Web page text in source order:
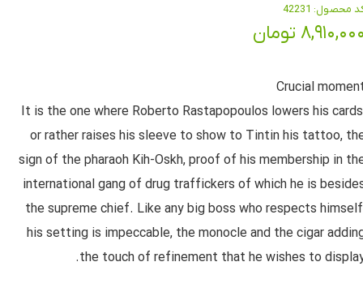
محصول: 42231
تومان
Crucial
It is the one where Roberto Rastapopoulos lowers his
or rather raises his sleeve to show to Tintin his tattoo,
sign of the pharaoh Kih-Oskh, proof of his membership in
international gang of drug traffickers of which he is
the supreme chief. Like any big boss who respects
his setting is impeccable, the monocle and the cigar
the touch of refinement that he wishes to